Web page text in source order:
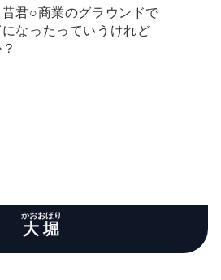
君○商業のグラウンドで
なったっていうけれど
大堀
かおおほり